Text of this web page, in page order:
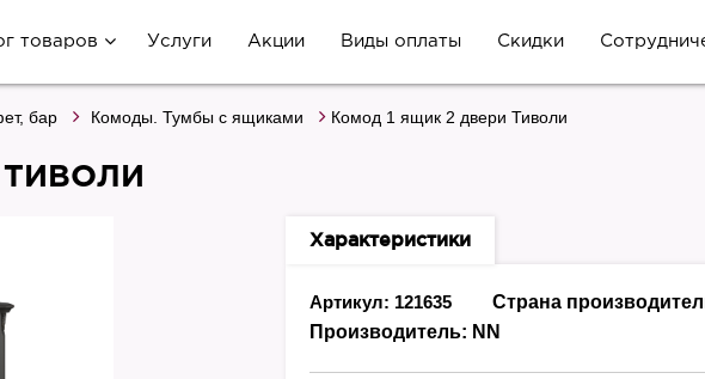
товаров Услуги Акции Виды оплаты Скидки
бар Комоды. Тумбы с ящиками Комод 1 ящик 2 двери Тиволи
Характеристики
Артикул: 121635 Страна
Производитель: NN